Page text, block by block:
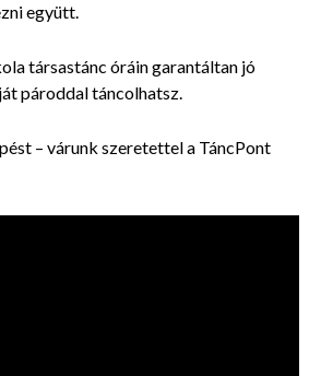
együtt.
társastánc óráin garantáltan jó
pároddal táncolhatsz.
– várunk szeretettel a TáncPont